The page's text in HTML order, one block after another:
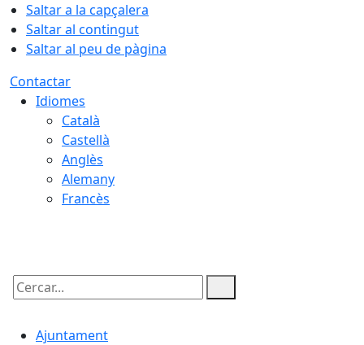
Saltar a la capçalera
Saltar al contingut
Saltar al peu de pàgina
Contactar
Idiomes
Català
Castellà
Anglès
Alemany
Francès
Cercar:
Ajuntament